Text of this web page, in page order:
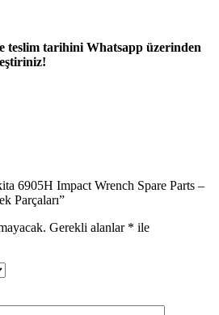
teslim tarihini Whatsapp üzerinden
6905H Impact Wrench Spare Parts –
Parçaları”
Gerekli alanlar * ile